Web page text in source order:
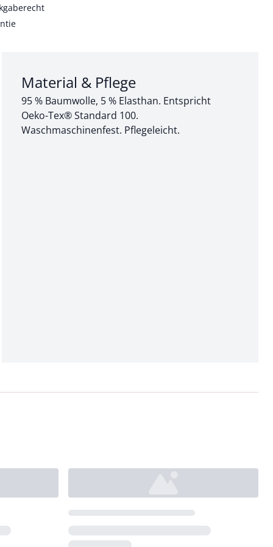
Abschnitt 3 von 3:
Material & Pflege
95 % Baumwolle, 5 % Elasthan. Entspricht
Oeko-Tex® Standard 100.
Waschmaschinenfest. Pflegeleicht.